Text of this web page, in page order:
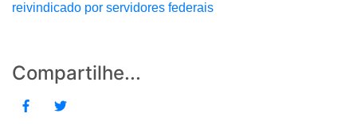
reivindicado por servidores federais
Compartilhe...